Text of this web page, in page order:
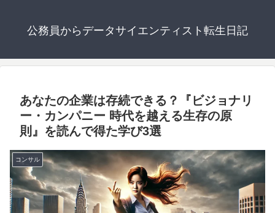
公務員からデータサイエンティスト転生日記
あなたの企業は存続できる？『ビジョナリ
ー・カンパニー 時代を越える生存の原
則』を読んで得た学び3選
コンサル